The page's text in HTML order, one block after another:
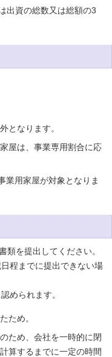
出資の総数又は総額の3
となります。
屋は、事業専用割合に応
業用家屋が対象となりま
を提出してください。
程までに提出できない場
められます。
ため。
ため、会社を一時的に閉
算するまでに一定の時間